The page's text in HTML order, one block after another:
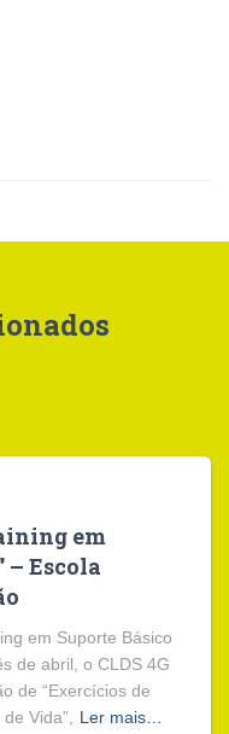
em
– Escola
em Suporte Básico
de abril, o CLDS 4G
de “Exercícios de
Vida”,
Ler mais…